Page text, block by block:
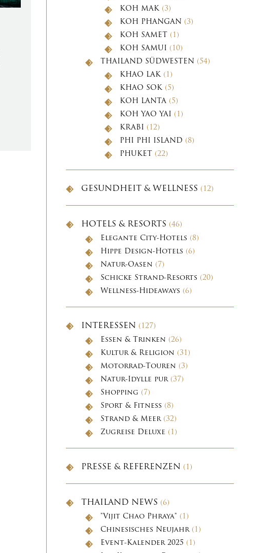
KOH MAK(3)
KOH PHANGAN (3)
KOH SAMET (1)
KOH SAMUI (10)
THAILAND SÜDWESTEN (54)
KHAO LAK(1)
KHAO SOK(5)
KOH LANTA (5)
KOH YAO YAI (1)
KRABI (12)
PHI PHI ISLAND (8)
PHUKET (22)
GESUNDHEIT & WELLNESS (12)
HOTELS & RESORTS (46)
Elegante City-Hotels (8)
Hippe Design-Hotels (6)
Natur-Oasen (7)
Schicke Strand-Resorts (20)
Wellness-Hideaways (6)
INTERESSEN (127)
Essen & Trinken (26)
Kultur & Religion (31)
Motorrad-Touren (3)
Natur-Idylle pur(37)
Shopping (7)
Sport & Fitness (8)
Strand & Meer(32)
Zugreise Deluxe (1)
PRESSE & REFERENZEN (1)
THAILAND NEWS (6)
"Vijit Chao Phraya" (1)
Chinesisches Neujahr(1)
Event-Kalender 2025 (1)